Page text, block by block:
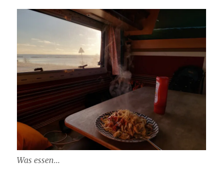
Was essen…